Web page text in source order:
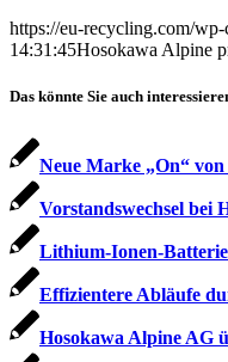
https://eu-recycling.com/
14:31:45Hosokawa Alpine
Das könnte Sie auch
Neue Marke „On“
Vorstandswechsel bei
Lithium-Ionen-
Effizientere Abläufe
Hosokawa Alpine AG